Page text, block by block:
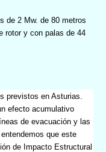
de 2 Mw. de 80 metros
rotor y con palas de 44
previstos en Asturias.
efecto acumulativo
de evacuación y las
que este
de Impacto Estructural